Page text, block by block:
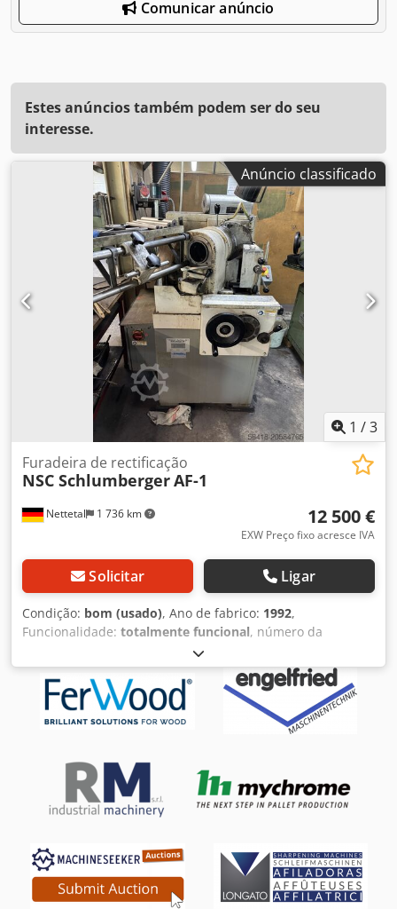
Comunicar anúncio
Estes anúncios também podem ser do seu
interesse.
Anúncio classificado
1 /3
Nettetal 1 736 km
Furadeira de rectificação
NSC SchlumbergerAF-1
12 500 €
EXW Preço fixo acresce IVA
Solicitar Ligar
Condição: bom (usado), Ano de fabrico: 1992,
Funcionalidade: totalmente funcional, número da
, tipo de corrente de entrada:
trifásico, tensão de entrada:400 V, diâmetro da roda de
retificação:225 mm, velocidade de rotação (min.):1 500
rpm, peso total:850 kg, altura necessária: 1 400 mm,
requisito de espaço comprimento:
1 230 mm, largura
gama de aperto:
85 mm
• Faixa de retificação 13 - 85 mm / ângulo de ponta 80° -
160° • Castanha especial de 6 mandíbulas recondicionada
em 03-2024 (€ 6.250) • Inclui ferramentas de operação •
extensão • Lâmpada halógena 230V Inclui manual de
operação, desenho de exploração, diagrama elétrico, lista
de montagem e de peças sobressalentes. Dcsdpfx Aexyhl